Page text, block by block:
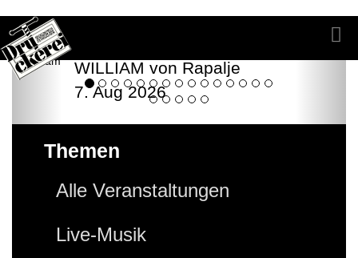
WILLIAM von Rapalje
7. Aug 2026
Themen
Alle Veranstaltungen
Live-Musik